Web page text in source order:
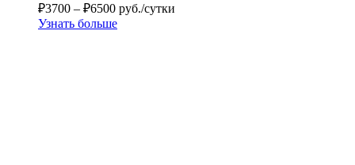
₽3700 – ₽6500 руб./сутки
Узнать больше